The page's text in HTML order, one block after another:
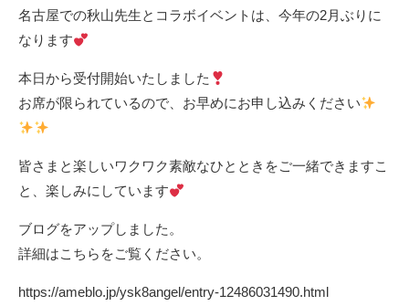
名古屋での秋山先生とコラボイベントは、今年の2月ぶりに
なります
本日から受付開始いたしました
お席が限られているので、お早めにお申し込みください
皆さまと楽しいワクワク素敵なひとときをご一緒できますこ
と、楽しみにしています
ブログをアップしました。
詳細はこちらをご覧ください。
https://ameblo.jp/ysk8angel/entry-12486031490.html